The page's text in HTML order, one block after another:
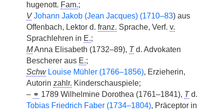
hugenott. Fam.;
V Johann Jakob (Jean Jacques) (1710–83) aus
Offenbach, Lektor d. franz. Sprache, Verf. v.
Sprachlehren in E.;
MAnna Elisabeth (1732–89), Td. Advokaten
Bescherer aus E.;
Schw Louise Mühler (1766–1856), Erzieherin,
Autorin zahlr. Kinderschauspiele;
– ⚭ 1789 Wilhelmine Dorothea (1761–1841), Td.
Tobias Friedrich Faber (1734–1804), Präceptor in